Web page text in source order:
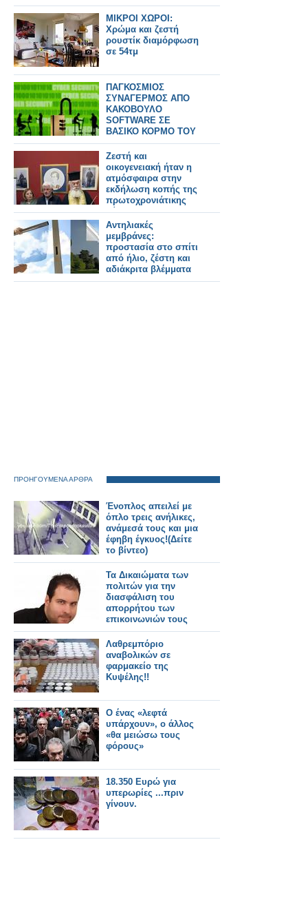
ΜΙΚΡΟΙ ΧΩΡΟΙ:
Χρώμα και ζεστή
ρουστίκ διαμόρφωση
σε 54τμ
ΠΑΓΚΟΣΜΙΟΣ
ΣΥΝΑΓΕΡΜΟΣ ΑΠΟ
ΚΑΚΟΒΟΥΛΟ
SOFTWARE ΣΕ
ΒΑΣΙΚΟ ΚΟΡΜΟ ΤΟΥ
INTERNET
Ζεστή και
οικογενειακή ήταν η
ατμόσφαιρα στην
εκδήλωση κοπής της
πρωτοχρονιάτικης
πίτας της
Ομοσπονδίας
Πολιτιστικών
Συλλόγων Ξηρομέρου
Αντηλιακές
μεμβράνες:
προστασία στο σπίτι
από ήλιο, ζέστη και
αδιάκριτα βλέμματα
ΠΡΟΗΓΟΥΜΕΝΑ ΑΡΘΡΑ
Ένοπλος απειλεί με
όπλο τρεις ανήλικες,
ανάμεσά τους και μια
έφηβη έγκυος!(Δείτε
το βίντεο)
Τα Δικαιώματα των
πολιτών για την
διασφάλιση του
απορρήτου των
επικοινωνιών τους
Λαθρεμπόριο
αναβολικών σε
φαρμακείο της
Κυψέλης!!
Ο ένας «λεφτά
υπάρχουν», ο άλλος
«θα μειώσω τους
φόρους»
18.350 Ευρώ για
υπερωρίες ...πριν
γίνουν.